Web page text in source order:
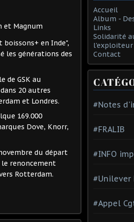
et Magnum
en Inde",
les générations des
de GSK au
20 autres
et Londres.
169.000
Dove, Knorr,
du départ
le renoncement
Rotterdam.
Accueil
Album -
Links
Solidarité
l'exploiteur
Contact
#Notes
#FRALIB
#INFO
#Unilever
#Appel